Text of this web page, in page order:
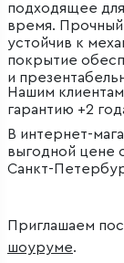
подходящее
время. Прочный
устойчив к
покрытие
и
Нашим
гарантию +2
В интернет-
выгодной цене
Санкт-
Приглашаем
шоуруме.